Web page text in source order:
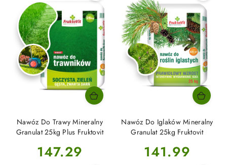
Nawóz Do Trawy Mineralny
Granulat 25kg Plus Fruktovit
Cena:
147.29
Nawóz Do Iglaków Mineralny
Granulat 25kg Fruktovit
Cena:
141.99